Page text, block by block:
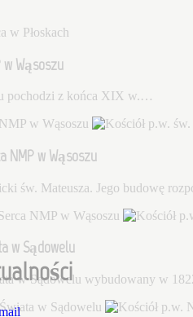
w Wąsoszu
pochodzi z końca XIX w.…
NMP w Wąsoszu
św. Mateusza. Jego budowę
w Sądowelu
w Sądowelu wybudowany w